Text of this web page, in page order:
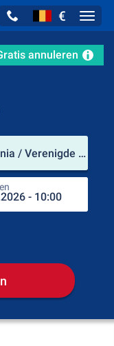
€
annuleren
Lancaster Airport (Pennsylvania / Verenigde Staten)